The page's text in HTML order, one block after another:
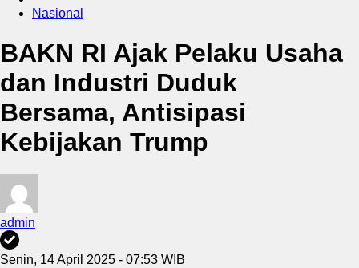
Nasional
BAKN RI Ajak Pelaku Usaha
dan Industri Duduk
Bersama, Antisipasi
Kebijakan Trump
admin
Senin, 14 April 2025 - 07:53 WIB